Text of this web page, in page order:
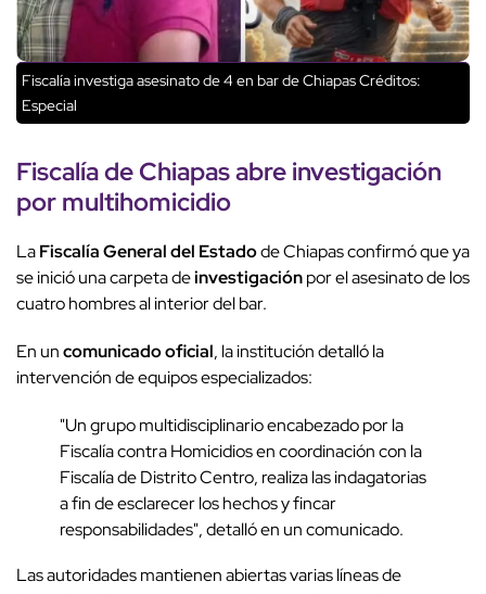
Fiscalía investiga asesinato de 4 en bar de ChiapasCréditos:
Especial
Fiscalía de Chiapas abreinvestigación
pormultihomicidio
LaFiscalía General del Estadode Chiapas confirmó que ya
se inició una carpeta deinvestigaciónpor el asesinato de los
cuatro hombres al interior del bar.
En uncomunicado oficial, la institución detalló la
intervención de equipos especializados:
"Un grupo multidisciplinario encabezado por la
Fiscalía contra Homicidios en coordinación con la
Fiscalía de Distrito Centro, realiza las indagatorias
a fin de esclarecer los hechos y fincar
responsabilidades", detalló en un comunicado.
Las autoridades mantienen abiertas varias líneas de